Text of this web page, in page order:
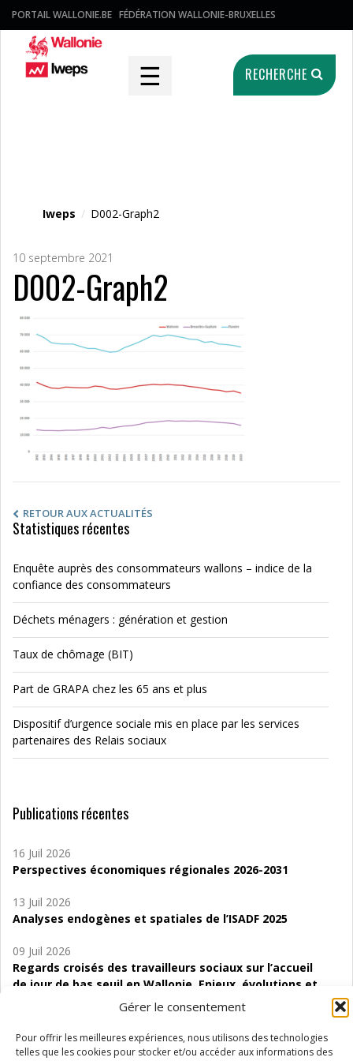
Gérer le consentement
Pour offrir les meilleures expériences, nous utilisons des technologies
telles que les cookies pour stocker et/ou accéder aux informations des
PORTAIL WALLONIE.BE FÉDÉRATION WALLONIE-BRUXELLES
☰ RECHERCHE
Iweps / D002-Graph2
10 septembre 2021
D002-Graph2
RETOUR AUX ACTUALITÉS
Statistiques récentes
Enquête auprès des consommateurs wallons – indice de la
confiance des consommateurs
Déchets ménagers : génération et gestion
Taux de chômage (BIT)
Part de GRAPA chez les 65 ans et plus
Dispositif d’urgence sociale mis en place par les services
partenaires des Relais sociaux
Publications récentes
16 Juil 2026
Perspectives économiques régionales 2026-2031
13 Juil 2026
Analyses endogènes et spatiales de l’ISADF 2025
09 Juil 2026
Regards croisés des travailleurs sociaux sur l’accueil
de jour de bas seuil en Wallonie. Enjeux, évolutions et
06 Juil 2026
Étude d’évaluabilité des Structures